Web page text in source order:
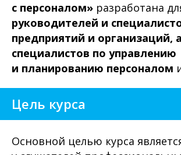
с персоналом» разработана
руководителей и
предприятий и организаций,
специалистов по управлению
и планированию персоналом
Цель курса
Основной целью курса